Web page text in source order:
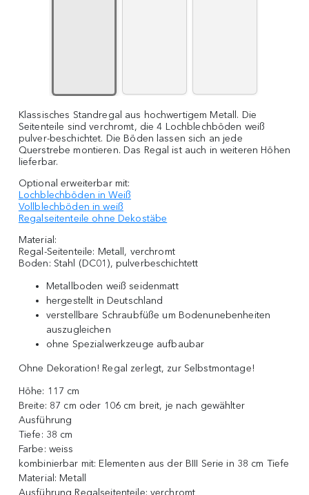
Klassisches Standregal aus hochwertigem Metall. Die
Seitenteile sind verchromt, die 4 Lochblechböden weiß
pulver-beschichtet. Die Böden lassen sich an jede
Querstrebe montieren. Das Regal ist auch in weiteren Höhen
lieferbar.
Optional erweiterbar mit:
Lochblechböden in Weiß
Vollblechböden in weiß
Regalseitenteile ohne Dekostäbe
Material:
Regal-Seitenteile: Metall, verchromt
Boden: Stahl (DC01), pulverbeschichtett
Metallboden weiß seidenmatt
hergestellt in Deutschland
verstellbare Schraubfüße um Bodenunebenheiten
auszugleichen
ohne Spezialwerkzeuge aufbaubar
Ohne Dekoration! Regal zerlegt, zur Selbstmontage!
Höhe: 117 cm
Breite: 87 cm oder 106 cm breit, je nach gewählter
Ausführung
Tiefe: 38 cm
Farbe: weiss
kombinierbar mit: Elementen aus der BIII Serie in 38 cm Tiefe
Material: Metall
Ausführung Regalseitenteile: verchromt